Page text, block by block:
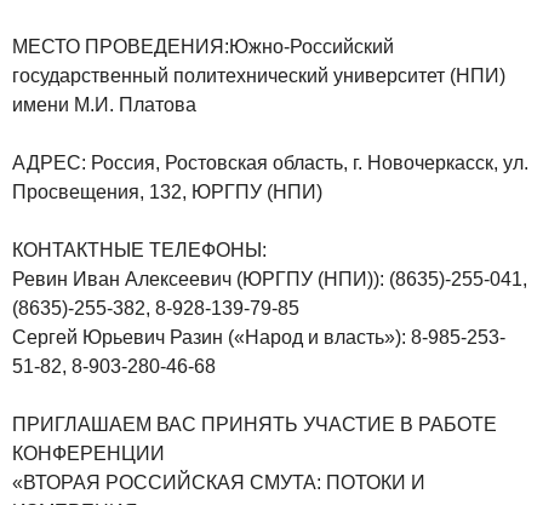
МЕСТО ПРОВЕДЕНИЯ:Южно-Российский
государственный политехнический университет (НПИ)
имени М.И. Платова
АДРЕС: Россия, Ростовская область, г. Новочеркасск, ул.
Просвещения, 132, ЮРГПУ (НПИ)
КОНТАКТНЫЕ ТЕЛЕФОНЫ:
Ревин Иван Алексеевич (ЮРГПУ (НПИ)): (8635)-255-041,
(8635)-255-382, 8-928-139-79-85
Сергей Юрьевич Разин («Народ и власть»): 8-985-253-
51-82, 8-903-280-46-68
ПРИГЛАШАЕМ ВАС ПРИНЯТЬ УЧАСТИЕ В РАБОТЕ
КОНФЕРЕНЦИИ
«ВТОРАЯ РОССИЙСКАЯ СМУТА: ПОТОКИ И